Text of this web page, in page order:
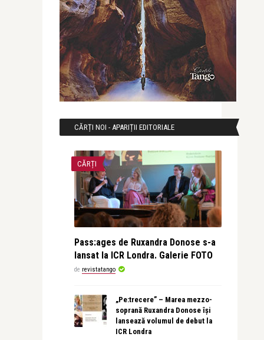
CĂRȚI NOI - APARIȚII EDITORIALE
CĂRȚI
Pass:ages de Ruxandra Donose s-a
lansat la ICR Londra. Galerie FOTO
de revistatango
„Pe:trecere” – Marea mezzo-
soprană Ruxandra Donose își
lansează volumul de debut la
ICR Londra